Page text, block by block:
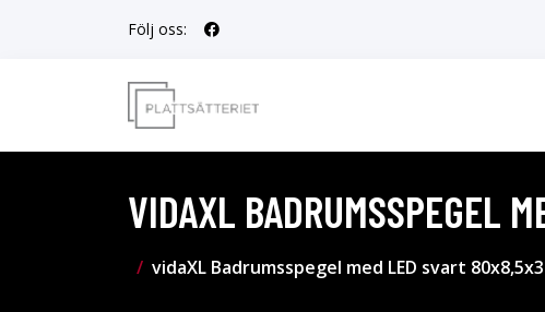
Följ oss:
VIDAXL BADRUMSSPEGEL
vidaXL Badrumsspegel med LED svart